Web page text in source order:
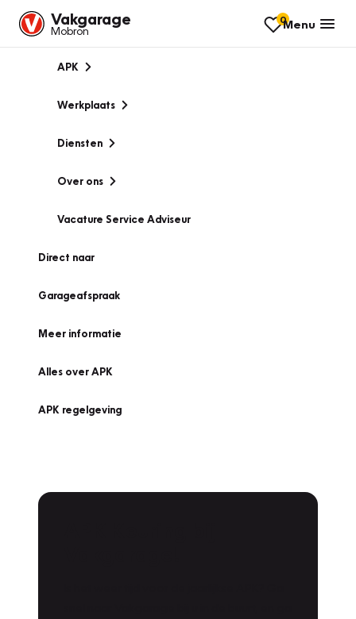
Vakgarage
Mobron
0Menu
APK
Werkplaats
Diensten
Over ons
Vacature Service Adviseur
Direct naar
Garageafspraak
Meer informatie
Alles over APK
APK regelgeving